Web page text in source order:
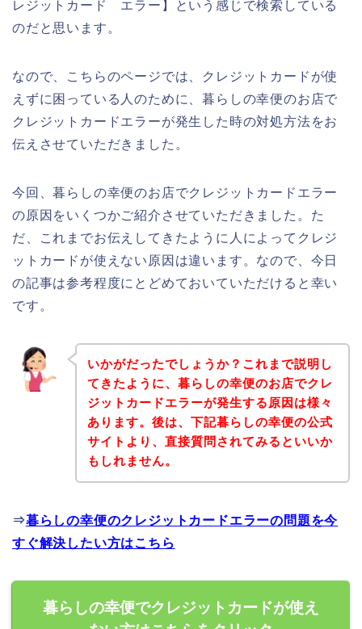
レジットカード エラー】という感じで検索している
のだと思います。
なので、こちらのページでは、クレジットカードが使
えずに困っている人のために、暮らしの幸便のお店で
クレジットカードエラーが発生した時の対処方法をお
伝えさせていただきました。
今回、暮らしの幸便のお店でクレジットカードエラー
の原因をいくつかご紹介させていただきました。た
だ、これまでお伝えしてきたように人によってクレジ
ットカードが使えない原因は違います。なので、今日
の記事は参考程度にとどめておいていただけると幸い
です。
いかがだったでしょうか？これまで説明し
てきたように、暮らしの幸便のお店でクレ
ジットカードエラーが発生する原因は様々
あります。後は、下記暮らしの幸便の公式
サイトより、直接質問されてみるといいか
もしれません。
⇒暮らしの幸便のクレジットカードエラーの問題を今
すぐ解決したい方はこちら
暮らしの幸便でクレジットカードが使え